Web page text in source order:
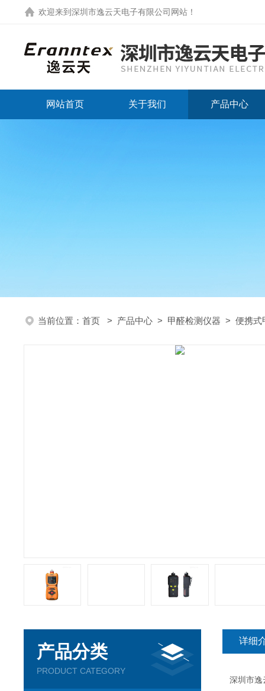
欢迎来到 深圳市逸云天电子有限公司网站 ！
网站首页 关于我们 产品中心
当前位置： 首页 > 产品中心 > 甲醛检测仪器 > 便携式
产品分类
PRODUCT CATEGORY
详细
深圳市逸